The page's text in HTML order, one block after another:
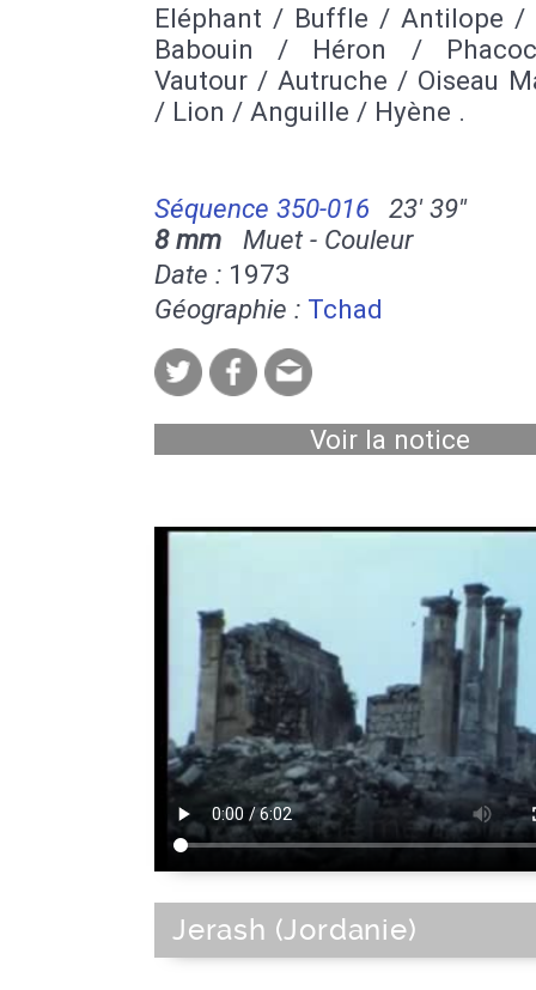
Eléphant / Buffle / Antilope /
Babouin / Héron /
Vautour / Autruche / Oiseau
/ Lion / Anguille / Hyène .
Séquence 350-016
23' 39''
8 mm Muet - Couleur
Date : 1973
Géographie : Tchad
Voir la notice
Jerash (Jordanie)